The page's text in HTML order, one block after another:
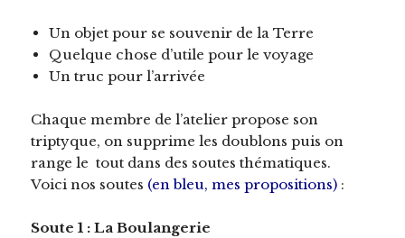
Un objet pour se souvenir de la Terre
Quelque chose d’utile pour le voyage
Un truc pour l’arrivée
Chaque membre de l’atelier propose son
triptyque, on supprime les doublons puis on
range le tout dans des soutes thématiques.
Voici nos soutes (en bleu, mes propositions) :
Soute 1 : La Boulangerie